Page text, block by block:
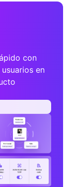
con
en